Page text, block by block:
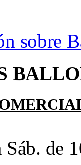
sobre
de